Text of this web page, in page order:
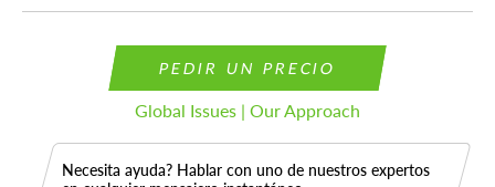
PEDIR UN PRECIO
Global Issues | Our Approach
Necesita ayuda? Hablar con uno de nuestros expertos